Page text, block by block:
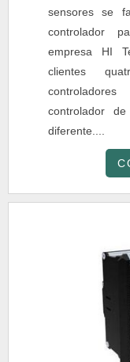
sensores se
controlador
empresa HI
clientes
controlador
diferente....